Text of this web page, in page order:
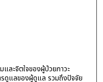
ละจิตใจของผู้ป่วยภาวะ
รดูแลของผู้ดูแล รวมถึงปัจจัย